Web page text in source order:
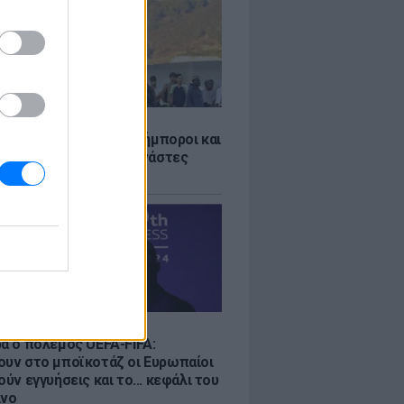
«Οι κάτοικοι είναι ανήμποροι και
αγωνία» - 5.000 μετανάστες
στην περιοχή
ο πόλεμος UEFA-FIFA:
στο μποϊκοτάζ οι Ευρωπαίοι
εγγυήσεις και το... κεφάλι του